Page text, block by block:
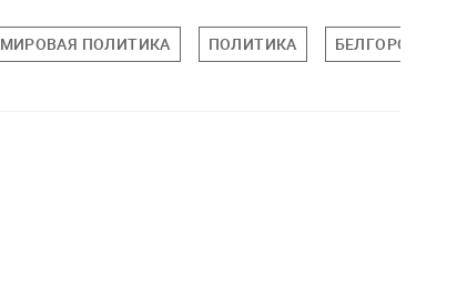
МИРОВАЯ ПОЛИТИКА ПОЛИТИКА БЕЛГОРОДСКАЯ